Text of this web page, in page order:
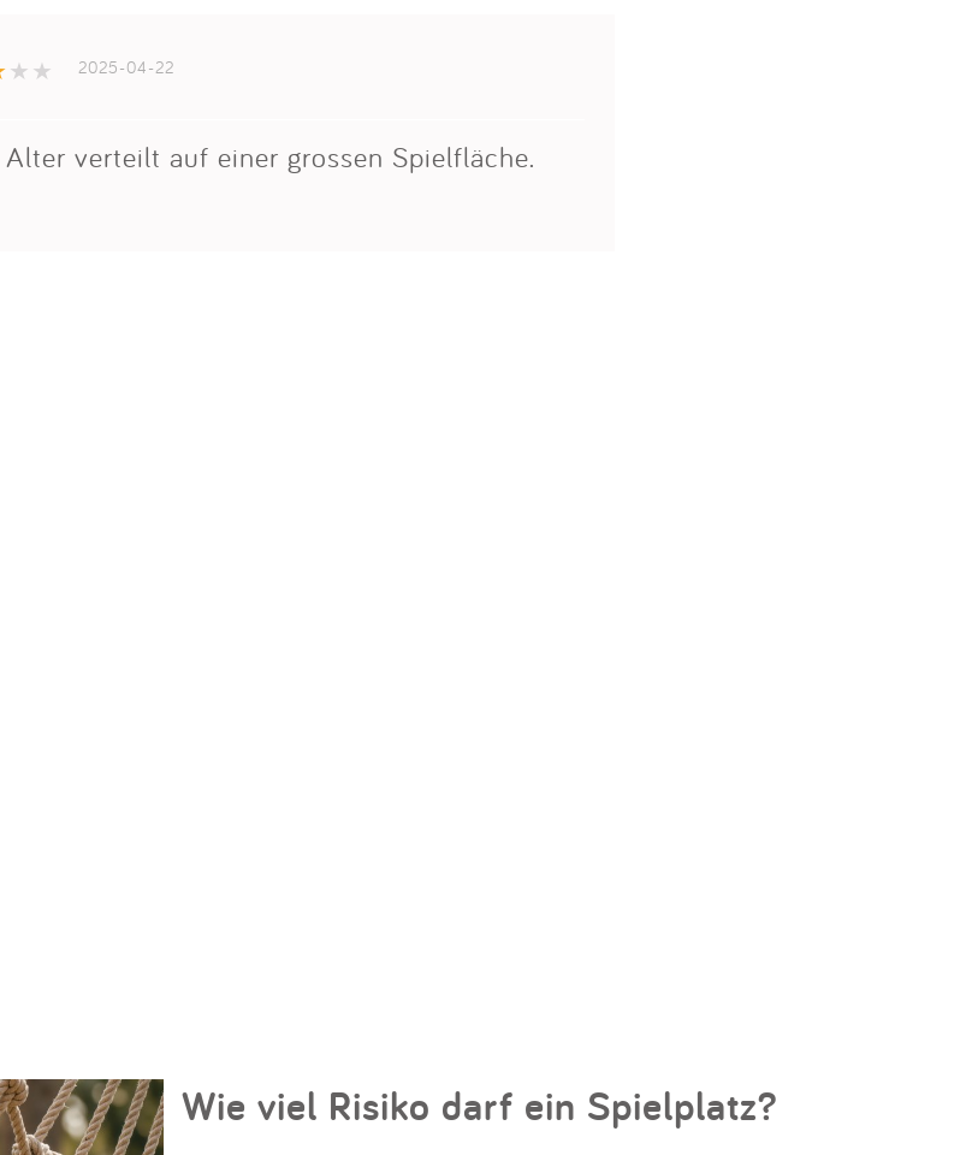
2025-04-22
verteilt auf einer grossen Spielfläche.
Wie viel Risiko darf ein Spielplatz?